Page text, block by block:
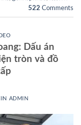
522 Comments
Dấu án
tròn và đồ
ADMIN